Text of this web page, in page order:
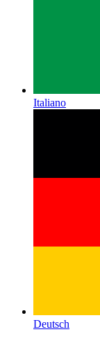
Italiano
Deutsch